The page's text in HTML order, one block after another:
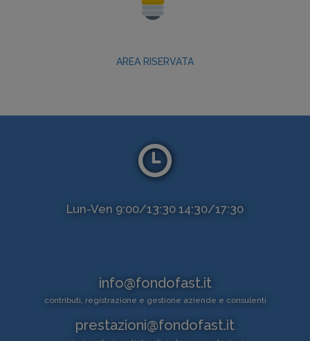
AREA RISERVATA
Lun-Ven 9:00/13:30 14:30/17:30
info@fondofast.it
contributi, registrazione e gestione aziende e consulenti
prestazioni@fondofast.it